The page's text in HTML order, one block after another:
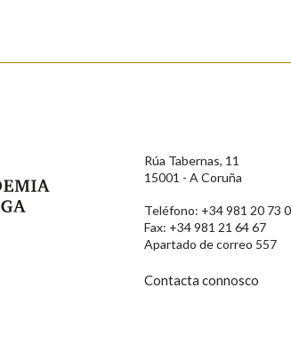
vixente en materia de Protección de Datos de
o seu correo electrónico, así como calquera outra
o seu dereito de acceso, rectificación, oposición e
Rúa Tabernas, 11
15001 - A Coruña
Teléfono: +34 981 20 73
Fax: +34 981 21 64 67
Apartado de correo 557
Contacta connosco